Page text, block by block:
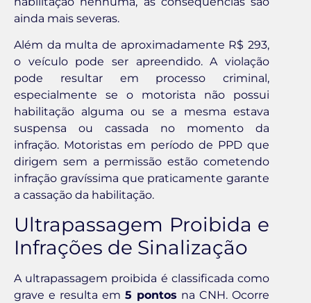
ainda mais severas.
Além da multa de aproximadamente R$ 293,
o veículo pode ser apreendido. A violação
pode resultar em processo criminal,
especialmente se o motorista não possui
habilitação alguma ou se a mesma estava
suspensa ou cassada no momento da
infração. Motoristas em período de PPD que
dirigem sem a permissão estão cometendo
infração gravíssima que praticamente garante
a cassação da habilitação.
Ultrapassagem Proibida e
Infrações de Sinalização
A ultrapassagem proibida é classificada como
grave e resulta em 5 pontos na CNH. Ocorre